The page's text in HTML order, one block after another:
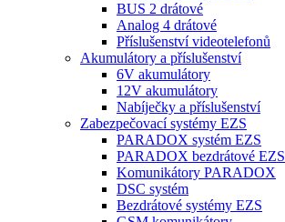
BUS 2 drátové
Analog 4 drátové
Příslušenství videotelefonů
Akumulátory a příslušenství
6V akumulátory
12V akumulátory
Nabíječky a příslušenství
Zabezpečovací systémy EZS
PARADOX systém EZS
PARADOX bezdrátové EZS
Komunikátory PARADOX
DSC systém
Bezdrátové systémy EZS